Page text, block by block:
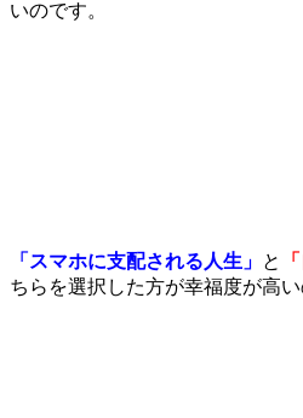
いのです。
「スマホに支配される人生」 と 「
ちらを選択した方が幸福度が高い